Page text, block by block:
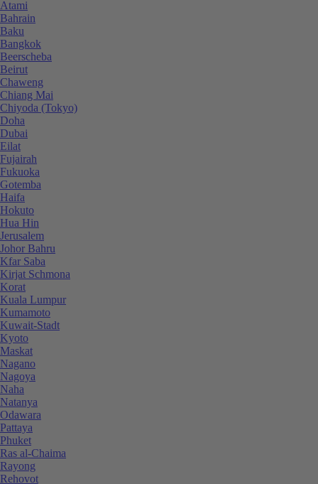
Atami
Bahrain
Baku
Bangkok
Beerscheba
Beirut
Chaweng
Chiang Mai
Chiyoda (Tokyo)
Doha
Dubai
Eilat
Fujairah
Fukuoka
Gotemba
Haifa
Hokuto
Hua Hin
Jerusalem
Johor Bahru
Kfar Saba
Kirjat Schmona
Korat
Kuala Lumpur
Kumamoto
Kuwait-Stadt
Kyoto
Maskat
Nagano
Nagoya
Naha
Natanya
Odawara
Pattaya
Phuket
Ras al-Chaima
Rayong
Rehovot